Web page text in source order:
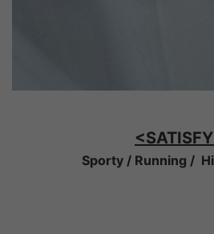
Sporty / Running /